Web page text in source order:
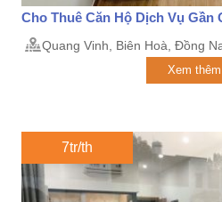
Cho Thuê Căn Hộ Dịch Vụ
Quang Vinh, Biên Hoà, Đồng
Xem
7tr/th